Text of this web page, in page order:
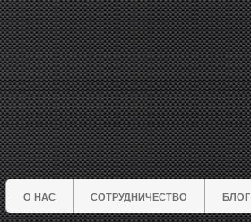
О НАС СОТРУДНИЧЕСТВО БЛОГ